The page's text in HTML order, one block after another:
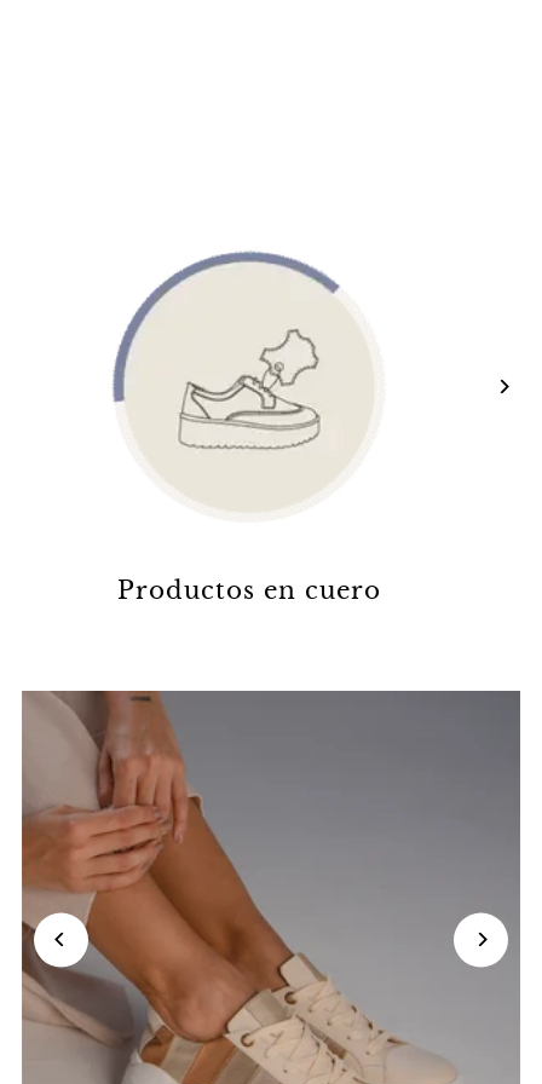
Productos en cuero